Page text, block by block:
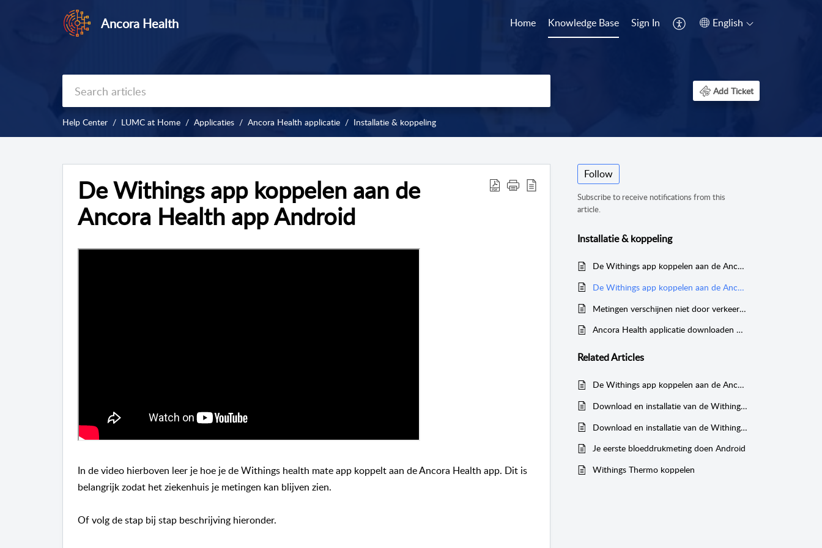
Ancora Health Home Knowledge Base Sign In English
Add Ticket
Help Center LUMC at Home Applicaties Ancora Health applicatie Installatie & koppeling
De Withings app koppelen aan de
Ancora Health app Android
In de video hierboven leer je hoe je de Withings health mate app koppelt aan de Ancora Health app. Dit is
belangrijk zodat het ziekenhuis je metingen kan blijven zien.
Of volg de stap bij stap beschrijving hieronder.
Follow
Subscribe to receive notifications from this
article.
Installatie & koppeling
De Withings app koppelen aan de Ancora Health app iPhone
De Withings app koppelen aan de Ancora Health app Android
Metingen verschijnen niet door verkeerd e-mailaccount
Ancora Health applicatie downloaden & installeren
RelatedArticles
De Withings app koppelen aan de Ancora Health app iPhone
Download en installatie van de Withings Health Mate app Android
Download en installatie van de Withings Health Mate app iPhone
Je eerste bloeddrukmeting doen Android
Withings Thermo koppelen